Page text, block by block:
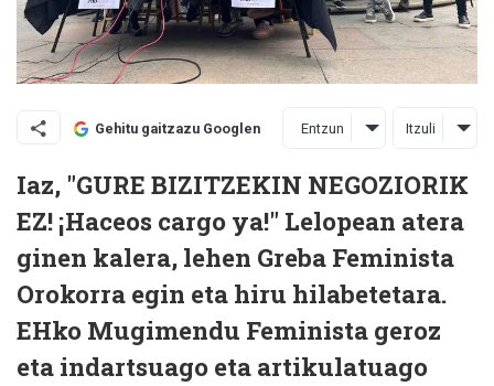
Gehitu gaitzazu Googlen Entzun Itzuli
Iaz, "GURE BIZITZEKIN NEGOZIORIK
EZ! ¡Haceos cargo ya!" Lelopean atera
ginen kalera, lehen Greba Feminista
Orokorra egin eta hiru hilabetetara.
EHko Mugimendu Feminista geroz
eta indartsuago eta artikulatuago